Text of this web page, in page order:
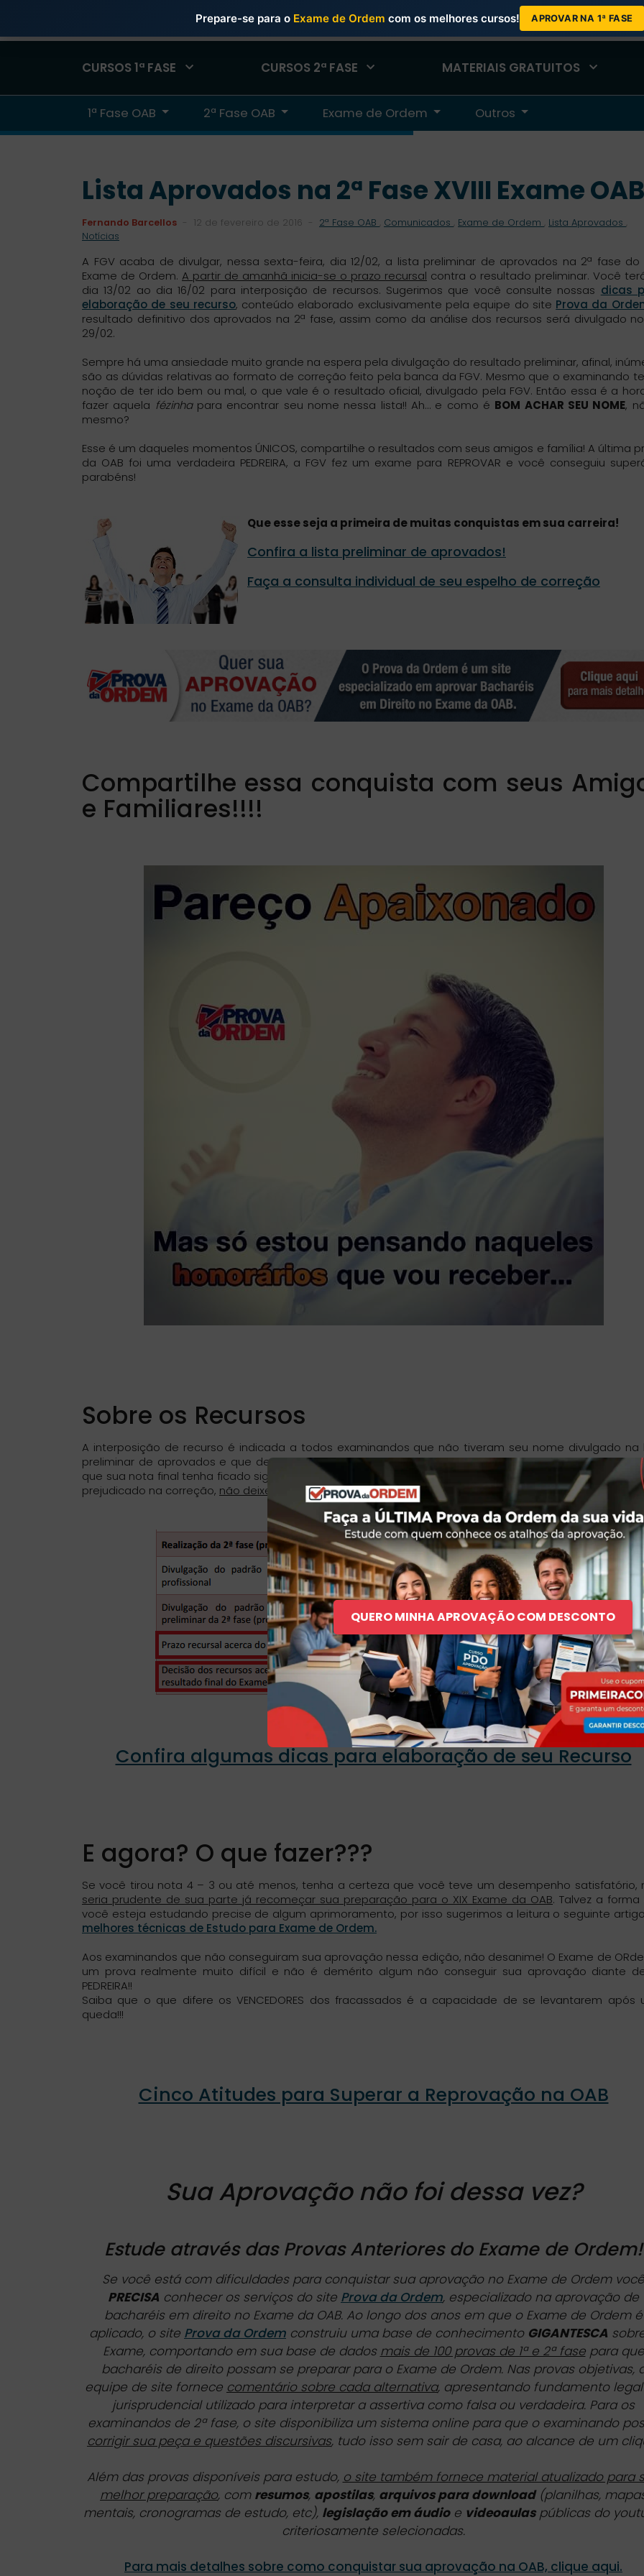
ÁREA DO ALUNO
CURSOS 1ª FASE CURSOS 2ª FASE MATERIAIS GRATUITOS
1ª Fase OAB 2ª Fase OAB Exame de Ordem Outros
Lista Aprovados na 2ª Fase XVIII Exame OAB
Fernando Barcellos 12 de fevereiro de 2016 2ª Fase OAB Comunicados Exame de Ordem Lista Aprovados
Notícias
A FGV acaba de divulgar, nessa sexta-feira, dia 12/02, a lista preliminar de aprovados na 2ª fase do
Exame de Ordem. A partir de amanhã inicia-se o prazo recursal contra o resultado preliminar. Você
dia 13/02 ao dia 16/02 para interposição de recursos. Sugerimos que você consulte nossas dicas
elaboração de seu recurso, conteúdo elaborado exclusivamente pela equipe do site Prova da
resultado definitivo dos aprovados na 2ª fase, assim como da análise dos recursos será divulgado
29/02.
Sempre há uma ansiedade muito grande na espera pela divulgação do resultado preliminar, afinal,
são as dúvidas relativas ao formato de correção feito pela banca da FGV. Mesmo que o examinando
noção de ter ido bem ou mal, o que vale é o resultado oficial, divulgado pela FGV. Então essa é a
fazer aquela fézinhapara encontrar seu nome nessa lista!! Ah… e como é BOM ACHAR SEU NOME,
mesmo?
Esse é um daqueles momentos ÚNICOS, compartilhe o resultados com seus amigos e família! A última
da OAB foi uma verdadeira PEDREIRA, a FGV fez um exame para REPROVAR e você conseguiu
parabéns!
Que esse seja a primeira de muitas conquistas em sua carreira!
Confira a lista preliminar de aprovados!
Faça a consulta individual de seu espelho de correção
Compartilhe essa conquista com seus
e Familiares!!!!
Sobre os Recursos
A interposição de recurso é indicada a todos examinandos que não tiveram seu nome divulgado na
preliminar de aprovados e que de alguma forma se sentiram prejudicados na correção da prova.
que sua nota final tenha ficado significativamente abaixo do necessário para aprovação, se você
prejudicado na correção, não deixe de recorrer!
Confira algumas dicas para elaboração de seu Recurso
E agora? O que fazer???
Se você tirou nota 4 – 3 ou até menos, tenha a certeza que você teve um desempenho satisfatório,
seria prudente de sua parte já recomeçar sua preparação para o XIX Exame da OAB. Talvez a forma
você esteja estudando precise de algum aprimoramento, por isso sugerimos a leitura o seguinte
melhores técnicas de Estudo para Exame de Ordem.
Aos examinandos que não conseguiram sua aprovação nessa edição, não desanime! O Exame de
um prova realmente muito difícil e não é demérito algum não conseguir sua aprovação diante
PEDREIRA!!
Saiba que o que difere os VENCEDORES dos fracassados é a capacidade de se levantarem após
queda!!!
Cinco Atitudes para Superar a Reprovação na OAB
Sua Aprovação não foi dessa vez?
Estude através das Provas Anteriores do Exame de Ordem!
Se você está com dificuldades para conquistar sua aprovação no Exame de Ordem você
PRECISA conhecer os serviços do site Prova da Ordem, especializado na aprovação de
bacharéis em direito no Exame da OAB. Ao longo dos anos em que o Exame de Ordem é
aplicado, o site Prova da Ordem construiu uma base de conhecimento GIGANTESCA
Exame, comportando em sua base de dados mais de 100 provas de 1ª e 2ª fasepara que
bacharéis de direito possam se preparar para o Exame de Ordem. Nas provas objetivas,
equipe de site fornece comentário sobre cada alternativa, apresentando fundamento
jurisprudencial utilizado para interpretar a assertiva como falsa ou verdadeira. Para os
examinandos de 2ª fase, o site disponibiliza um sistema online para que o examinando
corrigir sua peça e questões discursivas, tudo isso sem sair de casa, ao alcance de um
Além das provas disponíveis para estudo, o site também fornece material atualizado para
melhor preparação, com resumos, apostilas, arquivos para download(planilhas,
mentais, cronogramas de estudo, etc), legislação em áudioe videoaulaspúblicas do
criteriosamente selecionadas.
Para mais detalhes sobre como conquistar sua aprovação na OAB, clique aqui.
Prepare-se para o Exame de Ordem com os melhores cursos! APROVAR NA 1ª FASE
QUERO MINHA APROVAÇÃO COM DESCONTO